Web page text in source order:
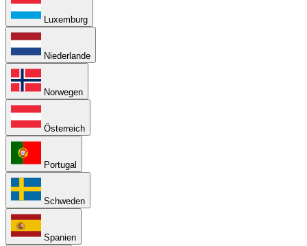
Luxemburg
Niederlande
Norwegen
Österreich
Portugal
Schweden
Spanien